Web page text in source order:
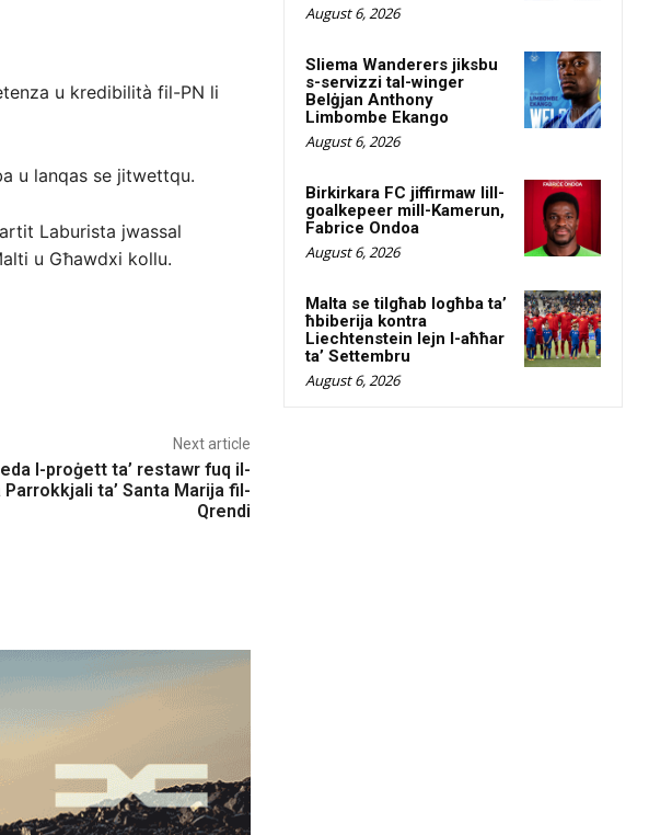
u kredibilità fil-PN li
u lanqas se jitwettqu.
Laburista jwassal
u Għawdxi kollu.
Next article
l-proġett ta’ restawr fuq il-
Parrokkjali ta’ Santa Marija fil-
Qrendi
August 6, 2026
Sliema Wanderers jiksbu
s-servizzi tal-winger
Belġjan Anthony
Limbombe Ekango
August 6, 2026
Birkirkara FC jiffirmaw lill-
goalkepeer mill-Kamerun,
Fabrice Ondoa
August 6, 2026
Malta se tilgħab logħba ta’
ħbiberija kontra
Liechtenstein lejn l-aħħar
ta’ Settembru
August 6, 2026